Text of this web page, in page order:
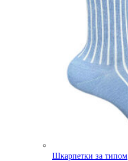
Шкарпетки за типом